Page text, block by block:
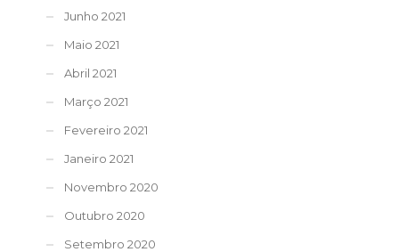
Junho 2021
Maio 2021
Abril 2021
Março 2021
Fevereiro 2021
Janeiro 2021
Novembro 2020
Outubro 2020
Setembro 2020